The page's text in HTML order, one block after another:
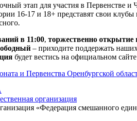
этап для участия в Первенстве
16-17 и 18+ представят свои
в 11:00, торжественно открытие
– приходите поддержать
будет вестись на официальном
и Первенства Оренбургской
организация
«Федерация смешанного